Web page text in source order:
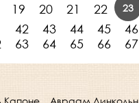
19 20 21 22 23
42 43 44 45 46
63 64 65 66 67